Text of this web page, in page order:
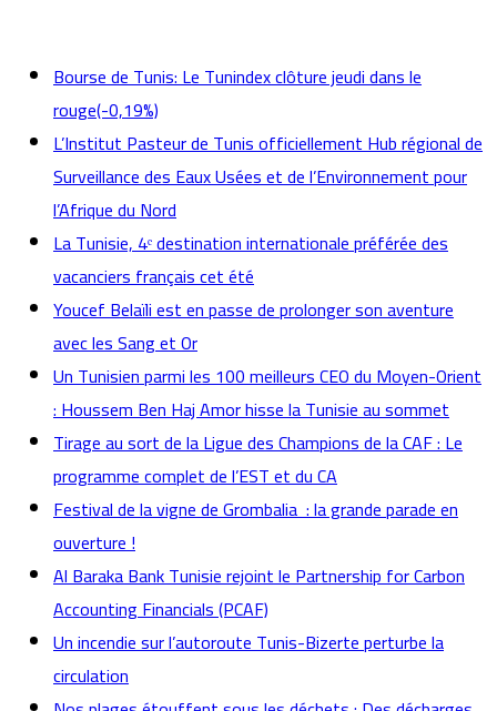
Bourse de Tunis: Le Tunindex clôture jeudi dans le
rouge(-0,19%)
L’Institut Pasteur de Tunis officiellement Hub régional de
Surveillance des Eaux Usées et de l’Environnement pour
l’Afrique du Nord
La Tunisie, 4ᵉ destination internationale préférée des
vacanciers français cet été
Youcef Belaïli est en passe de prolonger son aventure
avec les Sang et Or
Un Tunisien parmi les 100 meilleurs CEO du Moyen-Orient
: Houssem Ben Haj Amor hisse la Tunisie au sommet
Tirage au sort de la Ligue des Champions de la CAF : Le
programme complet de l’EST et du CA
Festival de la vigne de Grombalia : la grande parade en
ouverture !
Al Baraka Bank Tunisie rejoint le Partnership for Carbon
Accounting Financials (PCAF)
Un incendie sur l’autoroute Tunis-Bizerte perturbe la
circulation